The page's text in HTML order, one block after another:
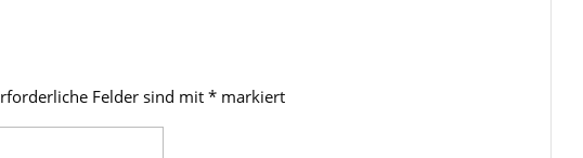
Felder sind mit *markiert